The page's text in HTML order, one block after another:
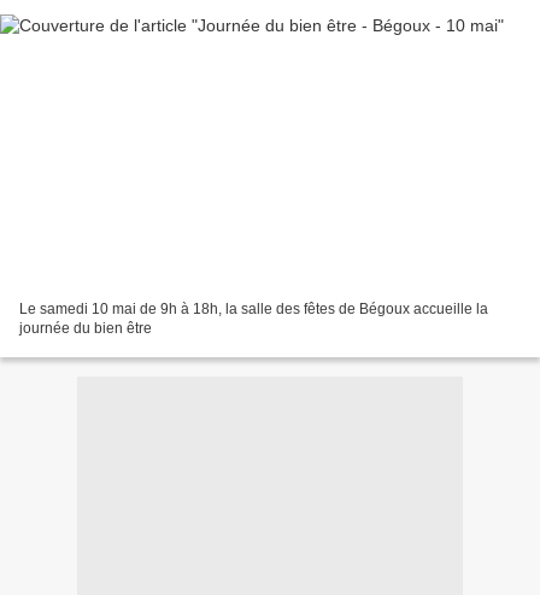
Le samedi 10 mai de 9h à 18h, la salle des fêtes de Bégoux accueille la
journée du bien être